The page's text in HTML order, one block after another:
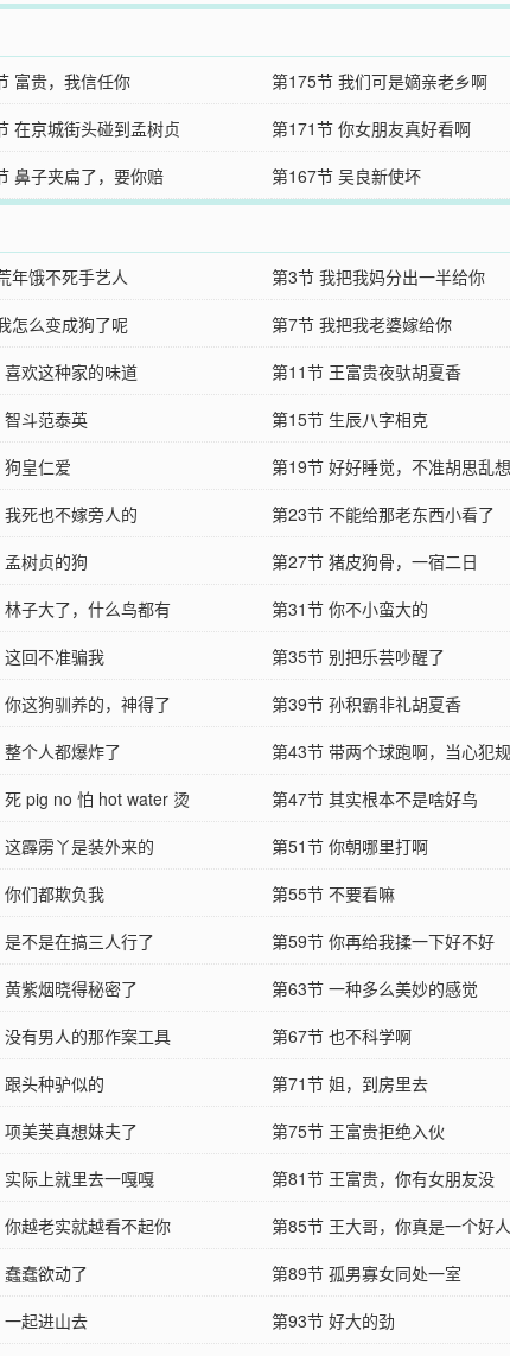
富贵，我信任你 第175节 我们可是嫡亲老乡啊
在京城街头碰到孟树贞 第171节 你女朋友真好看啊
鼻子夹扁了，要你赔 第167节 吴良新使坏
年饿不死手艺人 第3节 我把我妈分出一半给你
怎么变成狗了呢 第7节 我把我老婆嫁给你
欢这种家的味道 第11节 王富贵夜驮胡夏香
斗范泰英 第15节 生辰八字相克
皇仁爱 第19节 好好睡觉，不准胡思乱想
死也不嫁旁人的 第23节 不能给那老东西小看了
树贞的狗 第27节 猪皮狗骨，一宿二日
子大了，什么鸟都有 第31节 你不小蛮大的
回不准骗我 第35节 别把乐芸吵醒了
这狗驯养的，神得了 第39节 孙积霸非礼胡夏香
个人都爆炸了 第43节 带两个球跑啊，当心犯规
死 pig no 怕 hot water 烫 第47节 其实根本不是啥好鸟
霹雳丫是装外来的 第51节 你朝哪里打啊
们都欺负我 第55节 不要看嘛
不是在搞三人行了 第59节 你再给我揉一下好不好
紫烟晓得秘密了 第63节 一种多么美妙的感觉
有男人的那作案工具 第67节 也不科学啊
头种驴似的 第71节 姐，到房里去
美芙真想妹夫了 第75节 王富贵拒绝入伙
际上就里去一嘎嘎 第81节 王富贵，你有女朋友没
越老实就越看不起你 第85节 王大哥，你真是一个好人
蠢欲动了 第89节 孤男寡女同处一室
起进山去 第93节 好大的劲